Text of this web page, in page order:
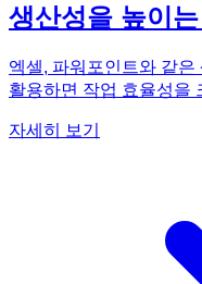
생산성을 높이
엑셀, 파워포인트와 같
활용하면 작업 효율성을
작업을 효율적으로 수행
'데이터 시각화를 위한
있습니다. 파워포인트의
을 요약하거나, 프레젠
자세히 보기